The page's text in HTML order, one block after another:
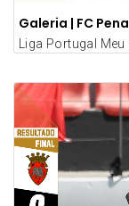
Galeria | FC
Liga Portugal